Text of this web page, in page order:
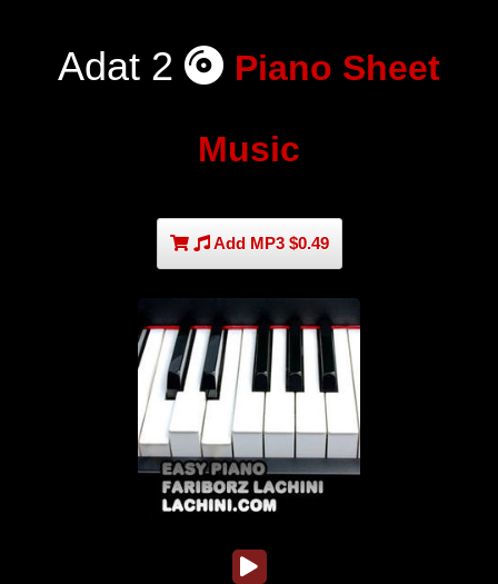
Adat 2 Piano Sheet
Music
Add MP3 $0.49